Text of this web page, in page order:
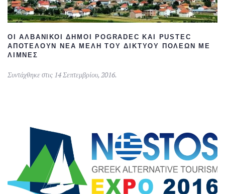
ΟΙ ΑΛΒΑΝΙΚΟΊ ΔΉΜΟΙ POGRADEC ΚΑΙ PUSTEC
ΑΠΟΤΕΛΟΎΝ ΝΈΑ ΜΈΛΗ ΤΟΥ ΔΙΚΤΎΟΥ ΠΌΛΕΩΝ ΜΕ
ΛΊΜΝΕΣ
Συντάχθηκε στις 14 Σεπτεμβρίου, 2016.